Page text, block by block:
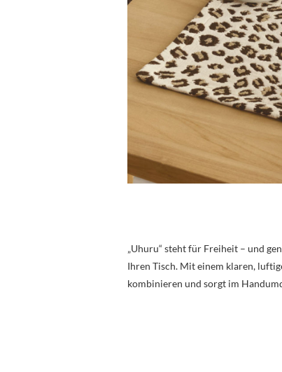
„Uhuru“ steht für Freiheit – und
Ihren Tisch. Mit einem klaren,
kombinieren und sorgt im